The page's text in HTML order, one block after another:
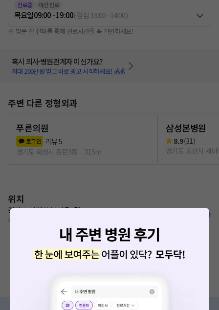
진료중 야간진료
목요일09:00 - 19:00(점심 13:00-14:00)
※ 방문 전 전화를 통해 진료시간을 꼭 확인하세요!
혹시 의사·병원관계자 이신가요?
최대 200만원 받고 바로 광고 시작하세요! 💰💰
주변 다른 정형외과
푸른의원
로그인 리뷰5
경기도 화성시 동탄3동
315m
삼성본병원
8.9(31)
경기도 오산시 세
위치
경기도 화성시 남여울2길 4
서동탄역 380m
복사